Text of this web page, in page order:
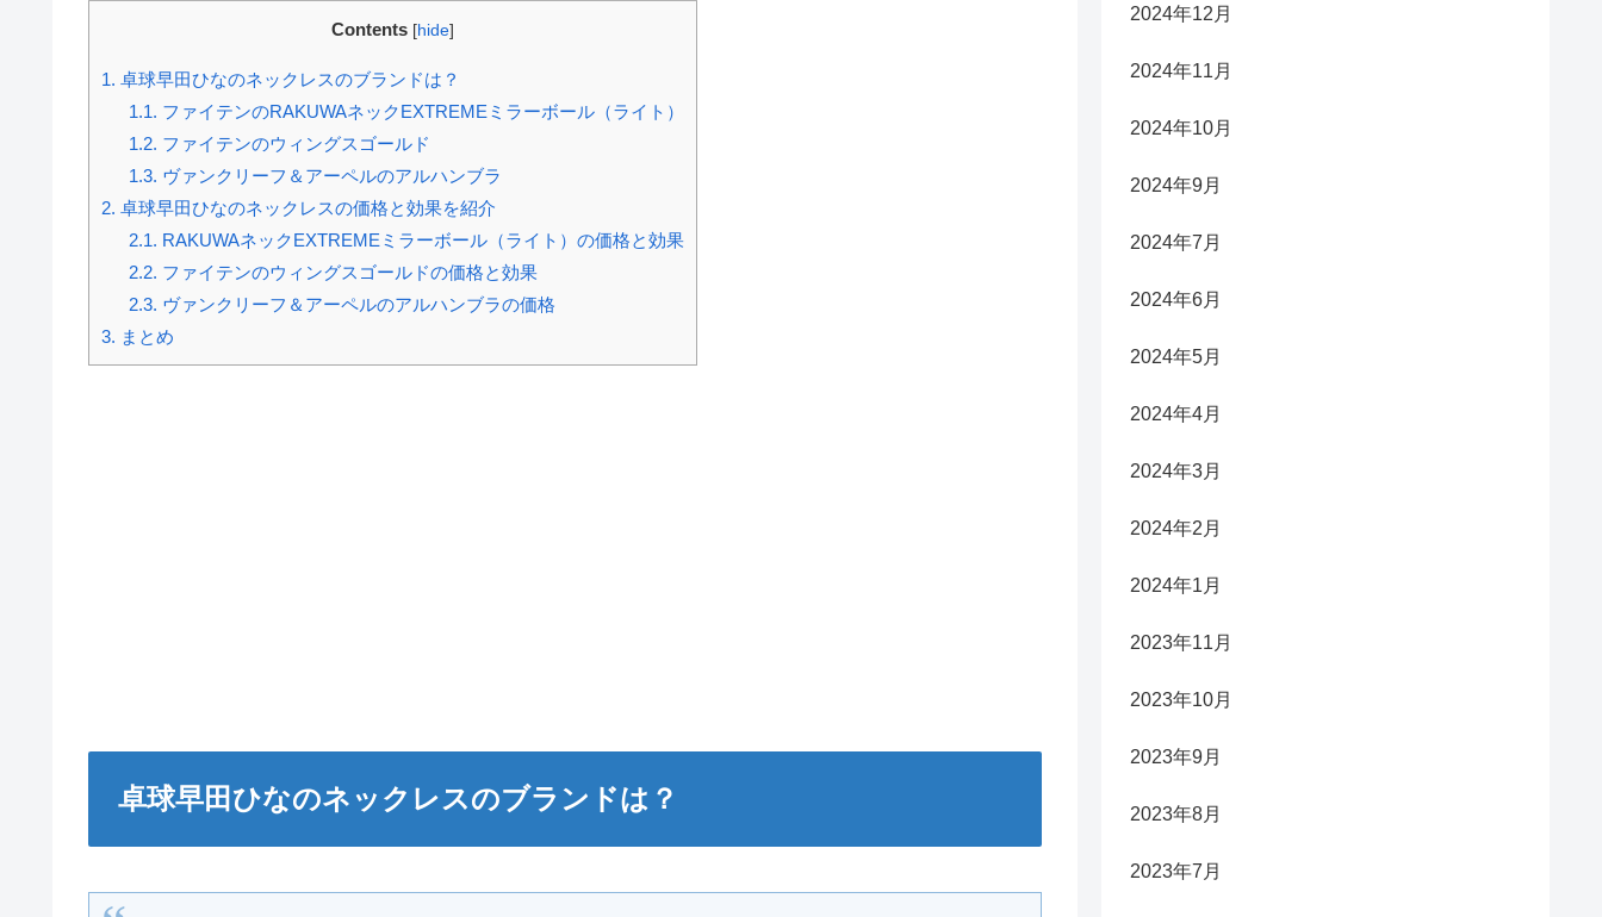
Contents [hide]
1. 卓球早田ひなのネックレスのブランドは？
1.1. ファイテンのRAKUWAネックEXTREMEミラーボール（ライト）
1.2. ファイテンのウィングスゴールド
1.3. ヴァンクリーフ＆アーペルのアルハンブラ
2. 卓球早田ひなのネックレスの価格と効果を紹介
2.1. RAKUWAネックEXTREMEミラーボール（ライト）の価格と効果
2.2. ファイテンのウィングスゴールドの価格と効果
2.3. ヴァンクリーフ＆アーペルのアルハンブラの価格
3. まとめ
卓球早田ひなのネックレスのブランドは？
2024年12月
2024年11月
2024年10月
2024年9月
2024年7月
2024年6月
2024年5月
2024年4月
2024年3月
2024年2月
2024年1月
2023年11月
2023年10月
2023年9月
2023年8月
2023年7月